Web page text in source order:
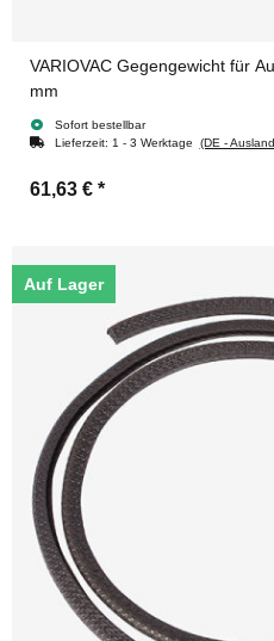
VARIOVAC Gegengewicht für
mm
Sofort bestellbar
Lieferzeit: 1 - 3 Werktage (DE -
61,63 € *
Auf Lager